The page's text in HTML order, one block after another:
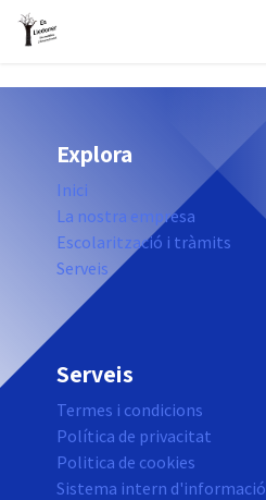
Skip to Content
Explora
Inici
La nostra empresa
Escolarització i tràmits
Serveis
Serveis
Termes i condicions
Política de privacitat
Politica de cookies
Sistema intern d'informació